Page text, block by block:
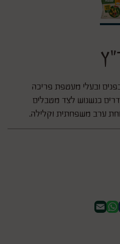
Facebook
WhatsApp
ובעלי מעטפת פריכה
כנשנוש לצד מטבלים
ערב משפחתית וקלילה.